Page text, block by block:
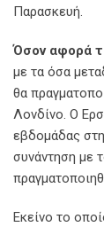
Παρασκευή.
Όσον αφορά
με τα όσα
θα
Λονδίνο. Ο
εβδομάδας στη
συνάντηση με
Εκείνο το